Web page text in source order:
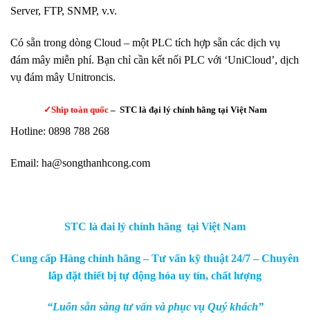
Server, FTP, SNMP, v.v.
Có sẵn trong dòng Cloud – một PLC tích hợp sẵn các dịch vụ
đám mây miễn phí. Bạn chỉ cần kết nối PLC với ‘UniCloud’, dịch
vụ đám mây Unitroncis.
✓Ship toàn quốc– STC là đại lý chính hãng tại Việt Nam
Hotline: 0898 788 268
Email: ha@songthanhcong.com
STC là đai lý chính hãng tại Việt Nam
Cung cấp Hàng chính hãng – Tư vấn kỹ thuật 24/7 – Chuyên
lắp đặt thiết bị tự động hóa uy tín, chất lượng
“Luôn sẵn sàng tư vấn và phục vụ Quý khách”